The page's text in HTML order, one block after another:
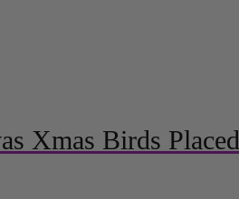
Xmas Birds Placed